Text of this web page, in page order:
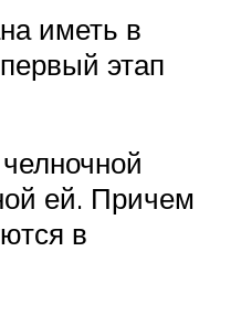
иметь в
этап
ей. Причем
в